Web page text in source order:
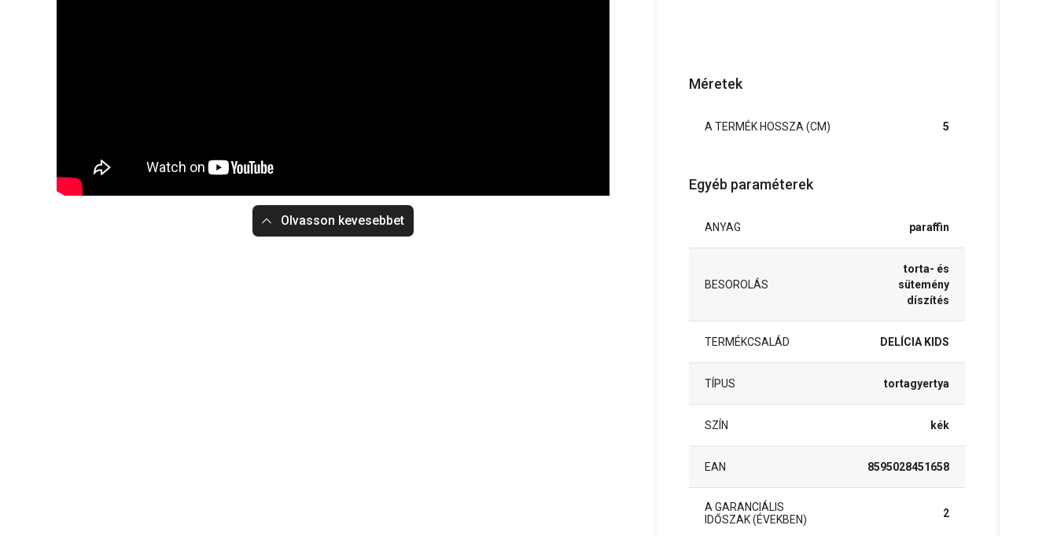
Olvasson kevesebbet
Méretek
A TERMÉK HOSSZA (CM) 5
Egyéb paraméterek
ANYAG paraffin
BESOROLÁS
torta- és
sütemény
díszítés
TERMÉKCSALÁD DELÍCIA KIDS
TÍPUS tortagyertya
SZÍN kék
EAN 8595028451658
A GARANCIÁLIS
IDŐSZAK (ÉVEKBEN)
2